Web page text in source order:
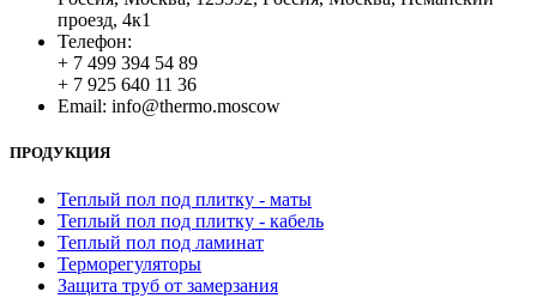
проезд, 4к1
Телефон:
+ 7 499 394 54 89
+ 7 925 640 11 36
Email: info@thermo.moscow
ПРОДУКЦИЯ
Теплый пол под плитку - маты
Теплый пол под плитку - кабель
Теплый пол под ламинат
Терморегуляторы
Защита труб от замерзания